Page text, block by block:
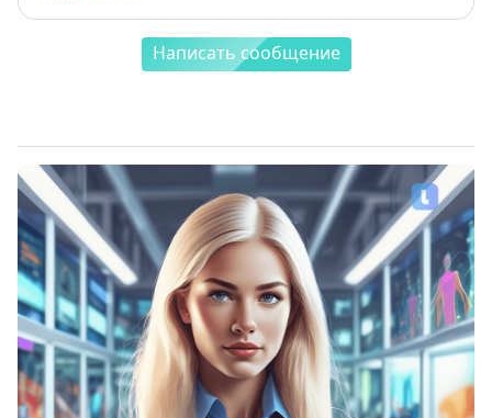
Написать сообщение